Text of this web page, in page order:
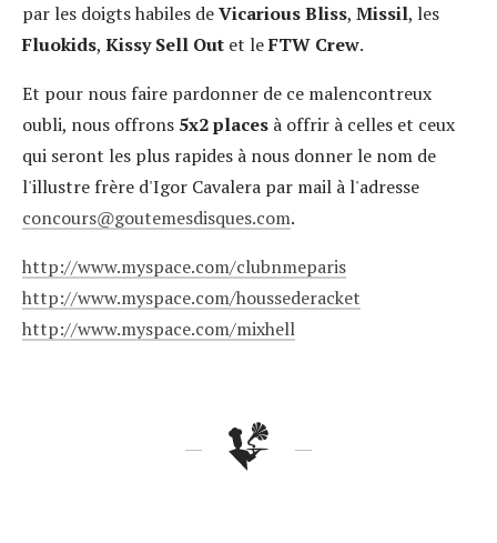
par les doigts habiles deVicarious Bliss, Missil, les
Fluokids, Kissy Sell Out et leFTW Crew.
Et pour nous faire pardonner de ce malencontreux
oubli, nous offrons 5x2 places à offrir à celles et ceux
qui seront les plus rapides à nous donner le nom de
l'illustre frère d'Igor Cavalera par mail à l'adresse
concours
goutemesdisques.com.
http://www.myspace.com/clubnmeparis
http://www.myspace.com/houssederacket
http://www.myspace.com/mixhell